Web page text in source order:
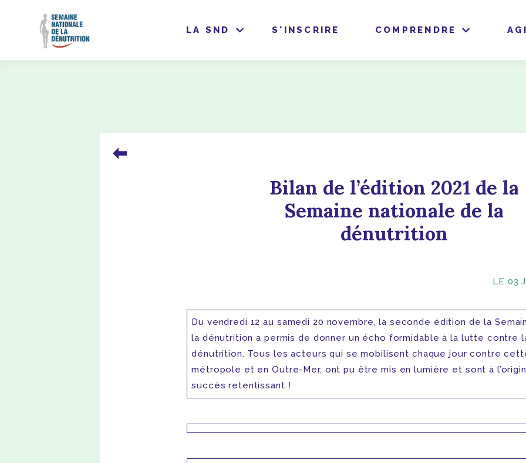
LA SND S'INSCRIRE COMPRENDRE
Bilan de l’édition 2021 de la
Semaine nationale de la
dénutrition
LE 03
Du vendredi 12 au samedi 20 novembre, la seconde édition de la
la dénutrition a permis de donner un écho formidable à la lutte contre
dénutrition. Tous les acteurs qui se mobilisent chaque jour contre
métropole et en Outre-Mer, ont pu être mis en lumière et sont à
succès retentissant !